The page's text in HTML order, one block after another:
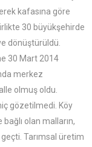
kafasına göre
30 büyükşehirde
dönüştürüldü.
30 Mart 2014
merkez
olmuş oldu.
gözetilmedi. Köy
olan malların,
Tarımsal üretim